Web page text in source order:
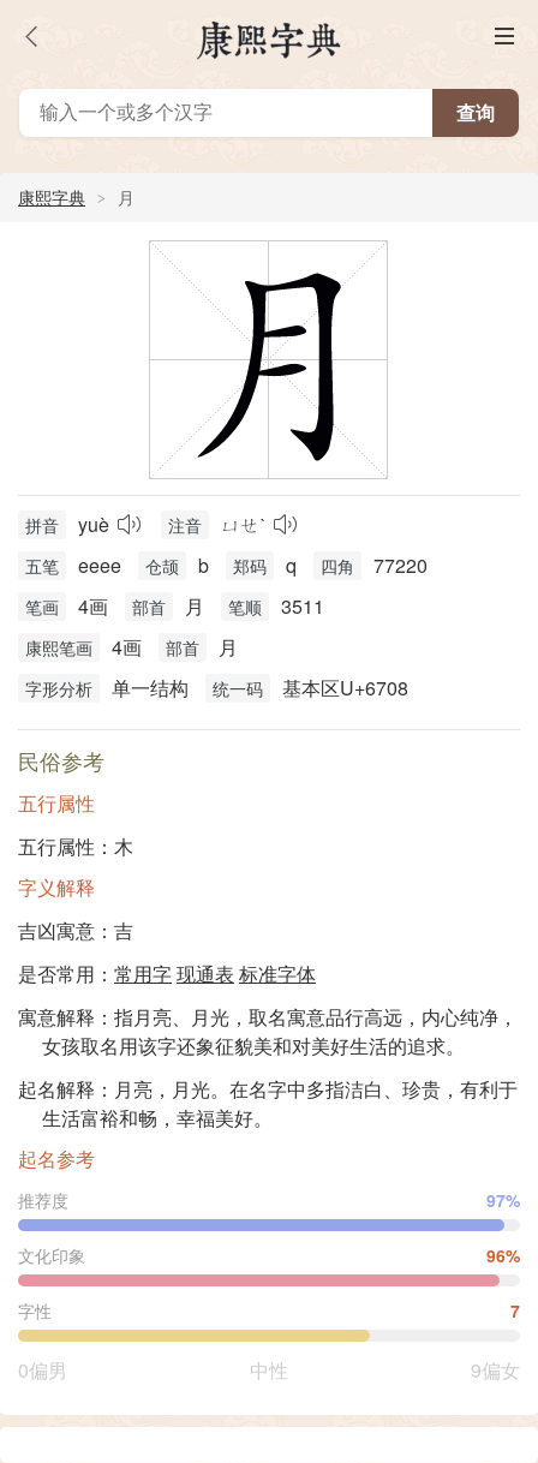
康熙字典 月
拼音 yuè 注音 ㄩㄝˋ
五笔 eeee 仓颉 b 郑码 q 四角 77220
笔画 4画 部首 月 笔顺 3511
康熙笔画 4画 部首 月
字形分析 单一结构 统一码 基本区U+6708
民俗参考
五行属性
五行属性：木
字义解释
吉凶寓意：吉
是否常用： 常用字现通表 标准字体
寓意解释：指月亮、月光，取名寓意品行高远，内心纯净，
女孩取名用该字还象征貌美和对美好生活的追求。
起名解释：月亮，月光。在名字中多指洁白、珍贵，有利于
生活富裕和畅，幸福美好。
起名参考
推荐度 97%
文化印象 96%
字性 7
0偏男 中性 9偏女